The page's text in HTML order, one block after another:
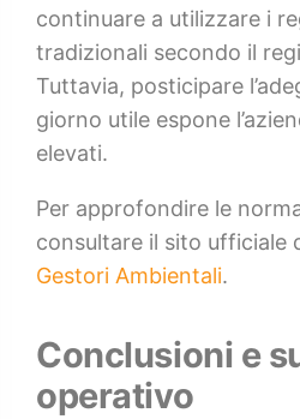
continuare a utilizzare i
tradizionali secondo il
Tuttavia, posticipare
giorno utile espone
elevati.
Per approfondire le
consultare il sito ufficiale
Gestori Ambientali.
Conclusioni e
operativo